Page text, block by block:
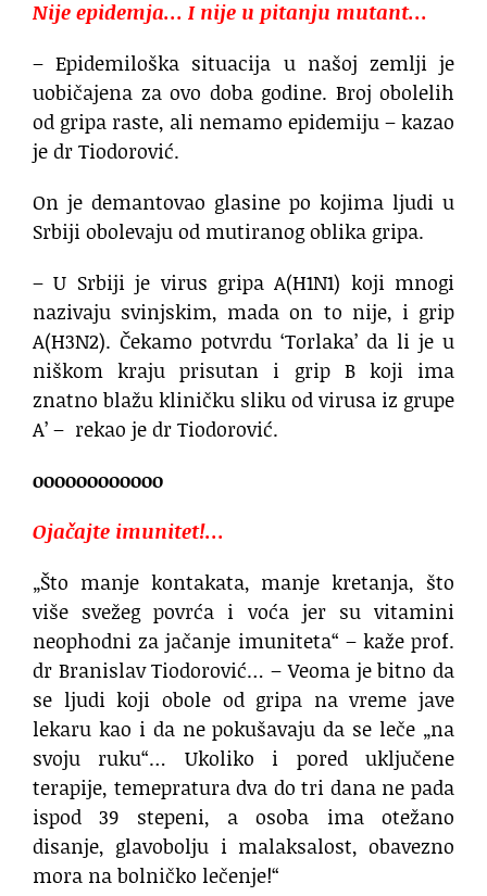
Nije epidemja… I nije u pitanju mutant…
– Epidemiloška situacija u našoj zemlji je
uobičajena za ovo doba godine. Broj obolelih
od gripa raste, ali nemamo epidemiju – kazao
je dr Tiodorović.
On je demantovao glasine po kojima ljudi u
Srbiji obolevaju od mutiranog oblika gripa.
– U Srbiji je virus gripa A(H1N1) koji mnogi
nazivaju svinjskim, mada on to nije, i grip
A(H3N2). Čekamo potvrdu ‘Torlaka’ da li je u
niškom kraju prisutan i grip B koji ima
znatno blažu kliničku sliku od virusa iz grupe
A’ – rekao je dr Tiodorović.
oooooooooooo
Ojačajte imunitet!…
„Što manje kontakata, manje kretanja, što
više svežeg povrća i voća jer su vitamini
neophodni za jačanje imuniteta“ – kaže prof.
dr Branislav Tiodorović… – Veoma je bitno da
se ljudi koji obole od gripa na vreme jave
lekaru kao i da ne pokušavaju da se leče „na
svoju ruku“… Ukoliko i pored uključene
terapije, temepratura dva do tri dana ne pada
ispod 39 stepeni, a osoba ima otežano
disanje, glavobolju i malaksalost, obavezno
mora na bolničko lečenje!“